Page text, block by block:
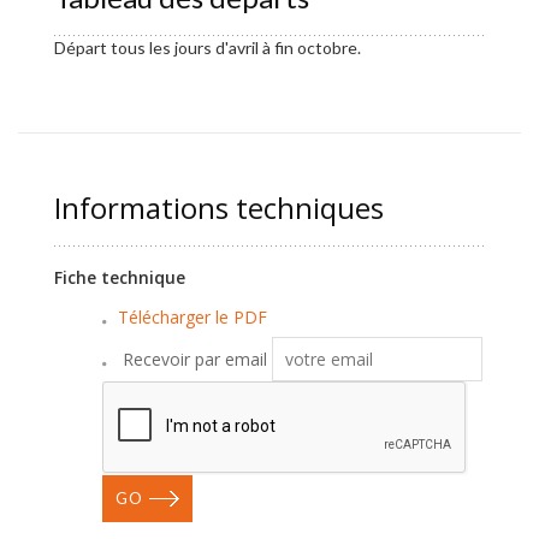
Départ tous les jours d'avril à fin octobre.
Informations techniques
Fiche technique
Télécharger le PDF
Recevoir par email
GO